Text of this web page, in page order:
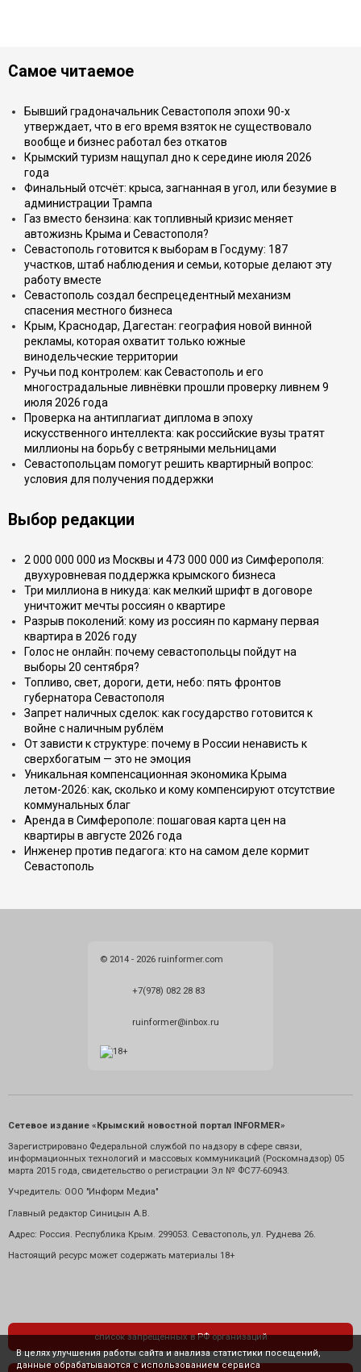
Самое читаемое
Бывший градоначальник Севастополя эпохи 90-х
утверждает, что в его время взяток не существовало
вообще и бизнес работал без откатов
Крымский туризм нащупал дно к середине июля 2026
года
Финальный отсчёт: крыса, загнанная в угол, или безумие в
администрации Трампа
Газ вместо бензина: как топливный кризис меняет
автожизнь Крыма и Севастополя?
Севастополь готовится к выборам в Госдуму: 187
участков, штаб наблюдения и семьи, которые делают эту
работу вместе
Севастополь создал беспрецедентный механизм
спасения местного бизнеса
Крым, Краснодар, Дагестан: география новой винной
рекламы, которая охватит только южные
винодельческие территории
Ручьи под контролем: как Севастополь и его
многострадальные ливнёвки прошли проверку ливнем 9
июля 2026 года
Проверка на антиплагиат диплома в эпоху
искусственного интеллекта: как российские вузы тратят
миллионы на борьбу с ветряными мельницами
Севастопольцам помогут решить квартирный вопрос:
условия для получения поддержки
Выбор редакции
2 000 000 000 из Москвы и 473 000 000 из Симферополя:
двухуровневая поддержка крымского бизнеса
Три миллиона в никуда: как мелкий шрифт в договоре
уничтожит мечты россиян о квартире
Разрыв поколений: кому из россиян по карману первая
квартира в 2026 году
Голос не онлайн: почему севастопольцы пойдут на
выборы 20 сентября?
Топливо, свет, дороги, дети, небо: пять фронтов
губернатора Севастополя
Запрет наличных сделок: как государство готовится к
войне с наличным рублём
От зависти к структуре: почему в России ненависть к
сверхбогатым — это не эмоция
Уникальная компенсационная экономика Крыма
летом-2026: как, сколько и кому компенсируют отсутствие
коммунальных благ
Аренда в Симферополе: пошаговая карта цен на
квартиры в августе 2026 года
Инженер против педагога: кто на самом деле кормит
Севастополь
© 2014 - 2026 ruinformer.com
+7(978) 082 28 83
ruinformer@inbox.ru
Сетевое издание «Крымский новостной портал INFORMER»
Зарегистрировано Федеральной службой по надзору в сфере связи,
информационных технологий и массовых коммуникаций (Роскомнадзор) 05
марта 2015 года, свидетельство о регистрации Эл № ФС77-60943.
Учредитель: ООО "Информ Медиа"
Главный редактор Синицын А.В.
Адрес: Россия. Республика Крым. 299053. Севастополь, ул. Руднева 26.
Настоящий ресурс может содержать материалы 18+
список запрещенных в РФ организаций
В целях улучшения работы сайта и анализа статистики посещений,
данные обрабатываются с использованием сервиса